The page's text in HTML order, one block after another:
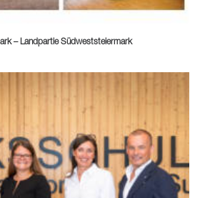
– Landpartie Südweststeiermark